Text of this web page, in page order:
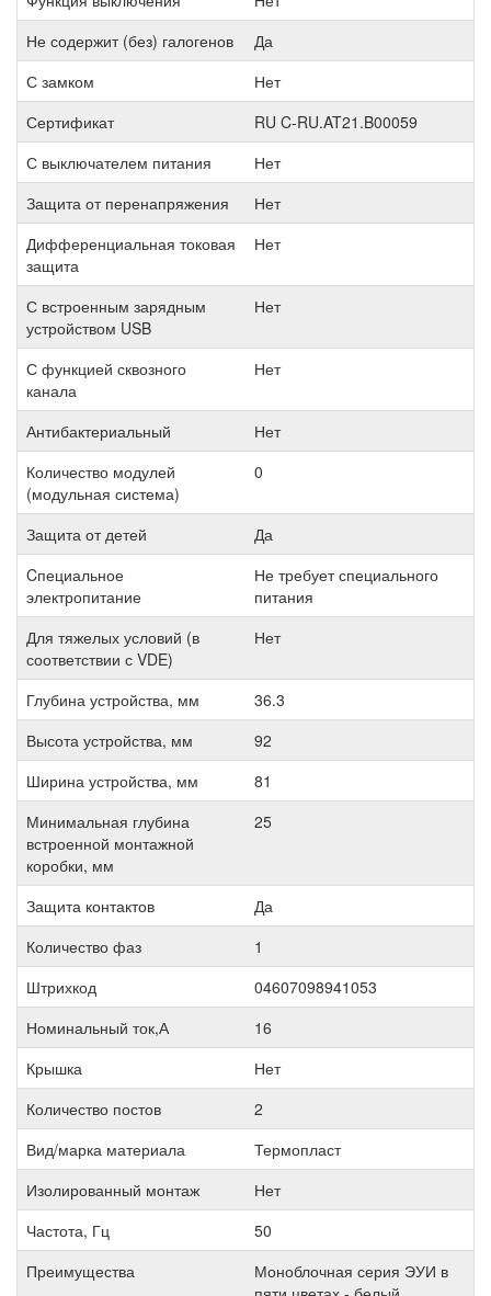
Не содержит (без) галогенов
Да
С замком
Нет
Сертификат
RU C-RU.AT21.B00059
С выключателем питания
Нет
Защита от перенапряжения
Нет
Дифференциальная токовая
защита
Нет
С встроенным зарядным
устройством USB
Нет
С функцией сквозного
канала
Нет
Антибактериальный
Нет
Количество модулей
(модульная система)
0
Защита от детей
Да
Cпециальное
электропитание
Не требует специального
питания
Для тяжелых условий (в
соответствии с VDE)
Нет
Глубина устройства, мм
36.3
Высота устройства, мм
92
Ширина устройства, мм
81
Минимальная глубина
встроенной монтажной
коробки, мм
25
Защита контактов
Да
Количество фаз
1
Штрихкод
04607098941053
Номинальный ток,А
16
Крышка
Нет
Количество постов
2
Вид/марка материала
Термопласт
Изолированный монтаж
Нет
Частота, Гц
50
Преимущества
Моноблочная серия ЭУИ в